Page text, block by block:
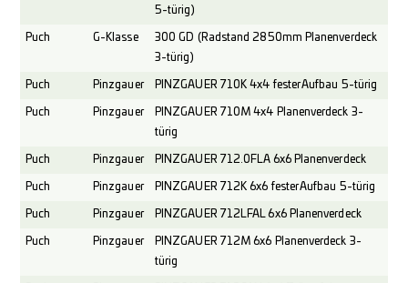
5-türig)
Puch G-Klasse
300 GD (Radstand 2850mm Planenverdeck
3-türig)
Puch Pinzgauer PINZGAUER 710K 4x4 fester Aufbau 5-türig
Puch Pinzgauer
PINZGAUER 710M 4x4 Planenverdeck 3-
türig
Puch Pinzgauer PINZGAUER 712.0FLA 6x6 Planenverdeck
Puch Pinzgauer PINZGAUER 712K 6x6 fester Aufbau 5-türig
Puch Pinzgauer PINZGAUER 712LFAL 6x6 Planenverdeck
Puch Pinzgauer
PINZGAUER 712M 6x6 Planenverdeck 3-
türig